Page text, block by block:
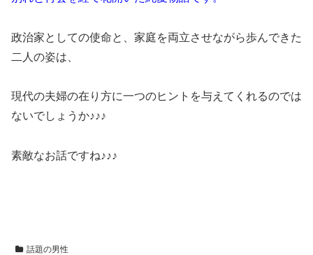
政治家としての使命と、家庭を両立させながら歩んできた
二人の姿は、
現代の夫婦の在り方に一つのヒントを与えてくれるのでは
ないでしょうか♪♪♪
素敵なお話ですね♪♪♪
話題の男性